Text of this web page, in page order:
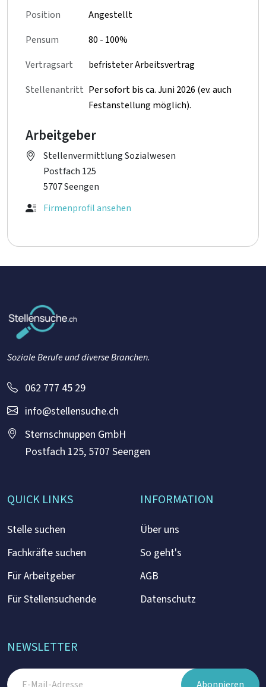
Position
Angestellt
Pensum
80 - 100%
Vertragsart
befristeter Arbeitsvertrag
Stellenantritt Per sofort bis ca. Juni 2026 (ev. auch
Festanstellung möglich).
Arbeitgeber
Stellenvermittlung Sozialwesen
Postfach 125
5707 Seengen
Firmenprofil ansehen
Soziale Berufe und diverse Branchen.
062 777 45 29
info@stellensuche.ch
Sternschnuppen GmbH
Postfach 125, 5707 Seengen
QUICK LINKS
Stelle suchen
Fachkräfte suchen
Für Arbeitgeber
Für Stellensuchende
INFORMATION
Über uns
So geht's
AGB
Datenschutz
NEWSLETTER